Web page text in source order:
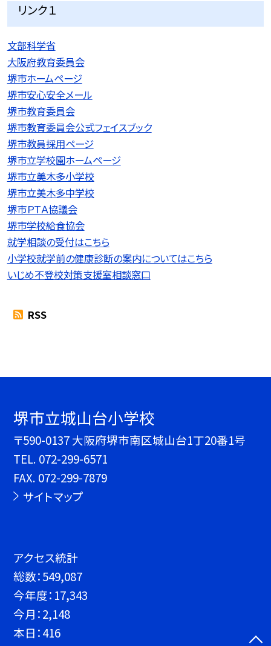
リンク１
文部科学省
大阪府教育委員会
堺市ホームページ
堺市安心安全メール
堺市教育委員会
堺市教育委員会公式フェイスブック
堺市教員採用ページ
堺市立学校園ホームページ
堺市立美木多小学校
堺市立美木多中学校
堺市ＰＴＡ協議会
堺市学校給食協会
就学相談の受付はこちら
小学校就学前の健康診断の案内についてはこちら
いじめ不登校対策支援室相談窓口
RSS
堺市立城山台小学校
〒590-0137 大阪府堺市南区城山台1丁20番1号
TEL. 072-299-6571
FAX. 072-299-7879
サイトマップ
アクセス統計
総数：549,087
今年度： 17,343
今月：2,148
本日：416